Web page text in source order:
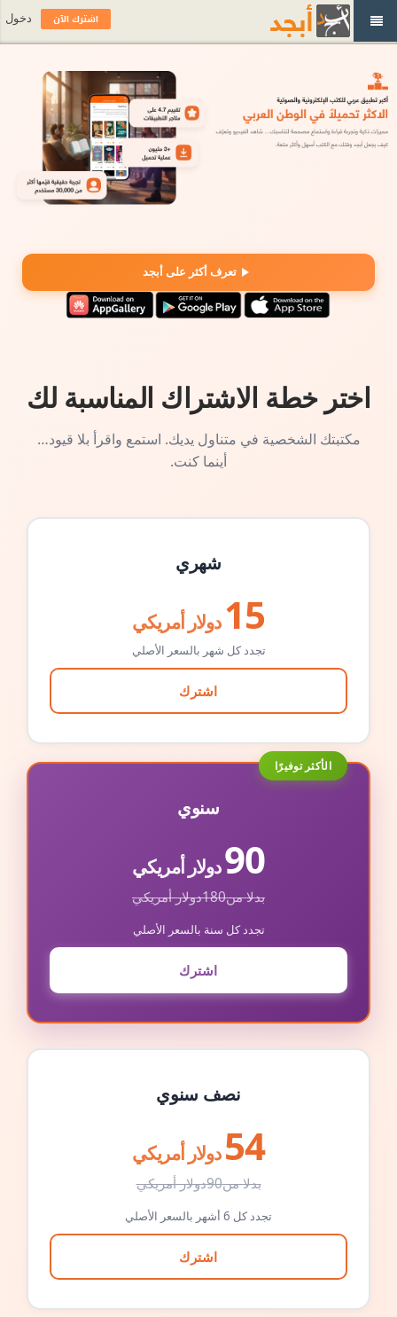
تعرف أكثر على أبجد
اختر خطة الاشتراك المناسبة لك
مكتبتك الشخصية في متناول يديك. استمع واقرأ بلا قيود…
أينما كنت.
شهري
15 دولار أمريكي
تجدد كل شهر بالسعر الأصلي
اشترك
الأكثر توفيرًا
سنوي
90دولار أمريكي
بدلا من180دولار أمريكي
تجدد كل سنة بالسعر الأصلي
اشترك
نصف سنوي
54 دولار أمريكي
بدلا من90دولار أمريكي
تجدد كل 6 أشهر بالسعر الأصلي
اشترك
اشترك الآن دخول